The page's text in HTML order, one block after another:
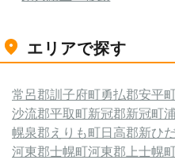
エリアで探す
常呂郡訓子府町勇払郡安平
沙流郡平取町新冠郡新冠町
幌泉郡えりも町日高郡新ひ
河東郡士幌町河東郡上士幌